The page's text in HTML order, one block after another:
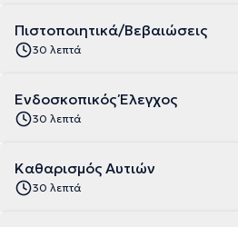
Πιστοποιητικά/Βεβαιώσεις
30 λεπτά
Ενδοσκοπικός Έλεγχος
30 λεπτά
Καθαρισμός Αυτιών
30 λεπτά